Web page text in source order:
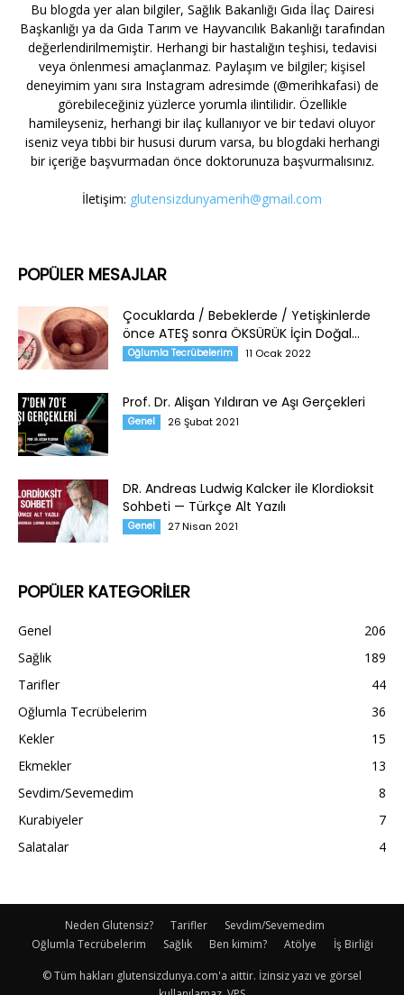
Bu blogda yer alan bilgiler, Sağlık Bakanlığı Gıda İlaç Dairesi
Başkanlığı ya da Gıda Tarım ve Hayvancılık Bakanlığı tarafından
değerlendirilmemiştir. Herhangi bir hastalığın teşhisi, tedavisi
veya önlenmesi amaçlanmaz. Paylaşım ve bilgiler; kişisel
deneyimim yanı sıra Instagram adresimde (@merihkafasi) de
görebileceğiniz yüzlerce yorumla ilintilidir. Özellikle
hamileyseniz, herhangi bir ilaç kullanıyor ve bir tedavi oluyor
iseniz veya tıbbi bir hususi durum varsa, bu blogdaki herhangi
bir içeriğe başvurmadan önce doktorunuza başvurmalısınız.
İletişim: glutensizdunyamerih@gmail.com
POPÜLER MESAJLAR
Çocuklarda / Bebeklerde / Yetişkinlerde
önce ATEŞ sonra ÖKSÜRÜK İçin Doğal...
Oğlumla Tecrübelerim 11 Ocak 2022
Prof. Dr. Alişan Yıldıran ve Aşı Gerçekleri
Genel 26 Şubat 2021
DR. Andreas Ludwig Kalcker ile Klordioksit
Sohbeti — Türkçe Alt Yazılı
Genel 27 Nisan 2021
POPÜLER KATEGORİLER
Genel
206
Sağlık
189
Tarifler
44
Oğlumla Tecrübelerim
36
Kekler
15
Ekmekler
13
Sevdim/Sevemedim
8
Kurabiyeler
7
Salatalar
4
Neden Glutensiz? Tarifler
Sevdim/Sevemedim
Oğlumla Tecrübelerim
Sağlık Ben kimim? Atölye İş Birliği
© Tüm hakları glutensizdunya.com'a aittir. İzinsiz yazı ve görsel